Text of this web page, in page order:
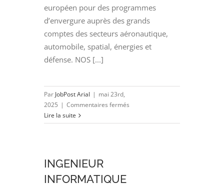
européen pour des programmes
d’envergure auprès des grands
comptes des secteurs aéronautique,
automobile, spatial, énergies et
défense. NOS [...]
Par JobPost Arial | mai 23rd,
2025 | Commentaires fermés
Technique
Lire la suite
INGENIEUR
INFORMATIQUE